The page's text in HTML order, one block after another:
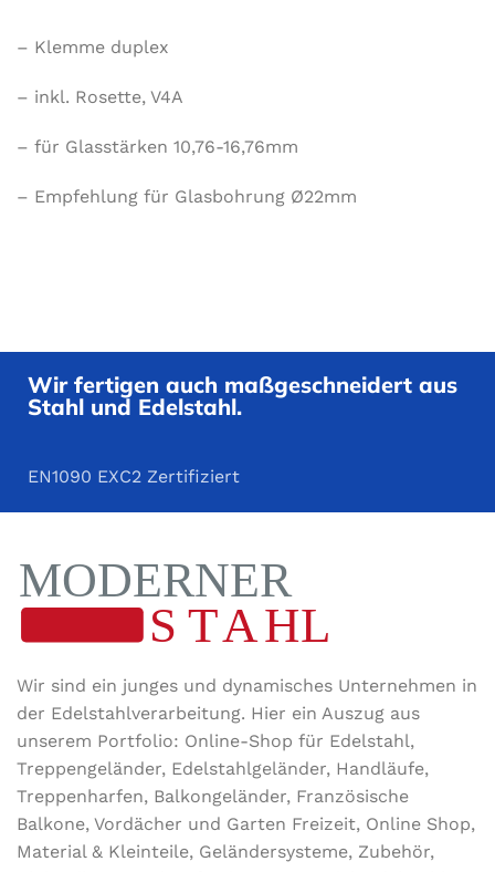
– Klemme duplex
– inkl. Rosette, V4A
– für Glasstärken 10,76-16,76mm
– Empfehlung für Glasbohrung Ø22mm
Wir fertigen auch maßgeschneidert aus
Stahl und Edelstahl.
EN1090 EXC2 Zertifiziert
Wir sind ein junges und dynamisches Unternehmen in
der Edel­stahl­ver­arbeitung. Hier ein Auszug aus
unserem Portfolio: Online-Shop für Edelstahl,
Treppengeländer, Edelstahlgeländer, Handläufe,
Treppenharfen, Balkongeländer, Französische
Balkone, Vordächer und Garten Freizeit, Online Shop,
Material & Kleinteile, Geländersysteme, Zubehör,